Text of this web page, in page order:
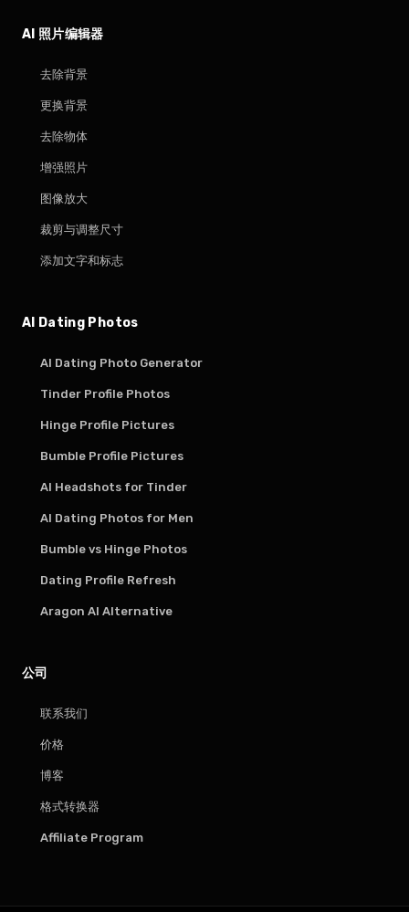
AI 照片编辑器
去除背景
更换背景
去除物体
增强照片
图像放大
裁剪与调整尺寸
添加文字和标志
AI Dating Photos
AI Dating Photo Generator
Tinder Profile Photos
Hinge Profile Pictures
Bumble Profile Pictures
AI Headshots for Tinder
AI Dating Photos for Men
Bumble vs Hinge Photos
Dating Profile Refresh
Aragon AI Alternative
公司
联系我们
价格
博客
格式转换器
Affiliate Program